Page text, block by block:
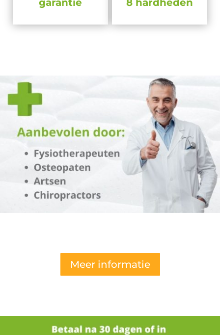
garantie 8 hardheden
Meer informatie